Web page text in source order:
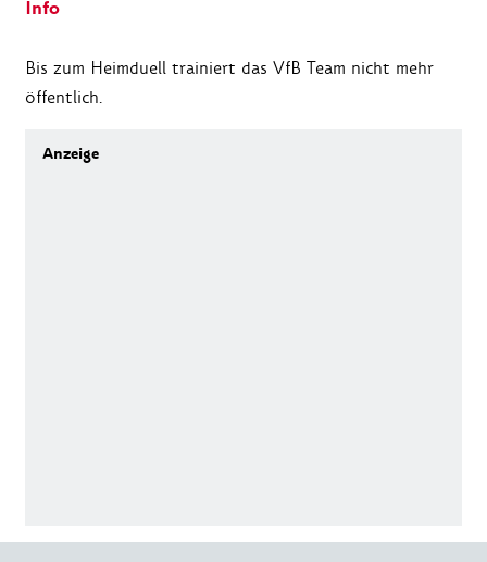
Info
Bis zum Heimduell trainiert das VfB Team nicht mehr
öffentlich.